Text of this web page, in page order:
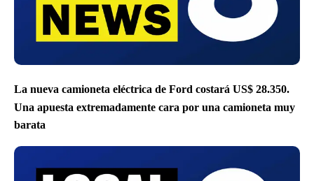
La nueva camioneta eléctrica de Ford costará US$ 28.350.
Una apuesta extremadamente cara por una camioneta muy
barata